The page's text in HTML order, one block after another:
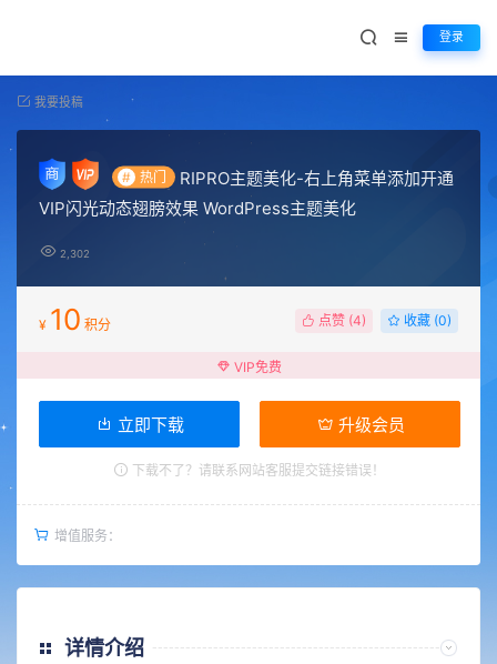
登录
我要投稿
# 热门
RIPRO主题美化-右上角菜单添加开通
VIP闪光动态翅膀效果 WordPress主题美化
2,302
¥ 10 积分 点赞 (4) 收藏 (0)
VIP免费
立即下载 升级会员
下载不了？请联系网站客服提交链接错误！
增值服务：
详情介绍